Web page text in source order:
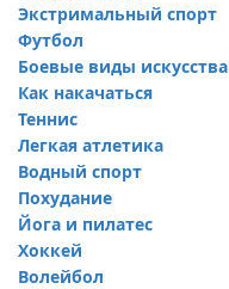
Экстримальный спорт
Футбол
Боевые виды искусства
Как накачаться
Теннис
Легкая атлетика
Водный спорт
Похудание
Йога и пилатес
Хоккей
Волейбол